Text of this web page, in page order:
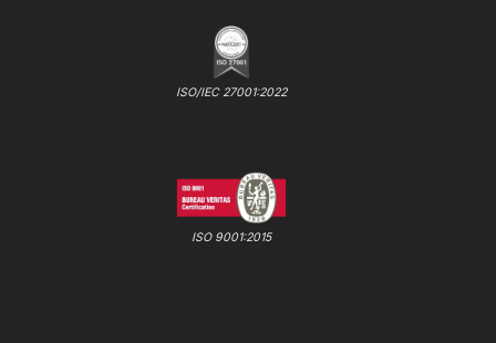
ISO/IEC 27001:2022
ISO 9001:2015